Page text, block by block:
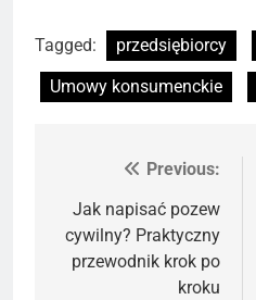
Tagged: przedsiębiorcy
Umowy konsumenckie
Nawigacja
wpisu
Previous:
Jak napisać pozew
cywilny? Praktyczny
przewodnik krok po
kroku